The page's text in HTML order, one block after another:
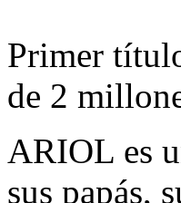
Primer
de 2
ARIOL es
sus papás,